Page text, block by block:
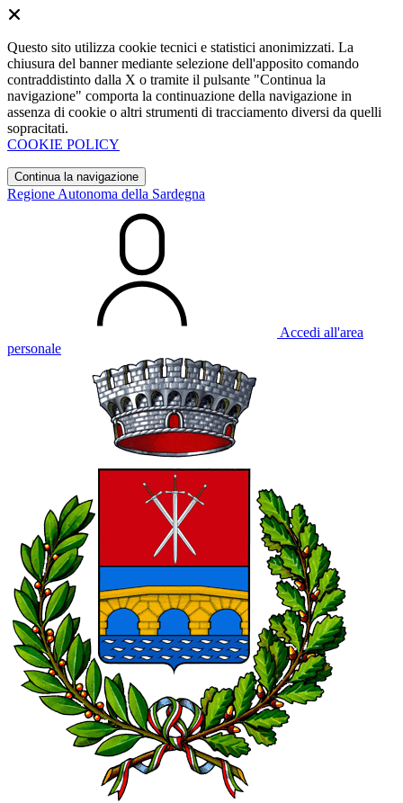
Questo sito utilizza cookie tecnici e statistici anonimizzati. La
chiusura del banner mediante selezione dell'apposito comando
contraddistinto dalla X o tramite il pulsante "Continua la
navigazione" comporta la continuazione della navigazione in
assenza di cookie o altri strumenti di tracciamento diversi da quelli
sopracitati.
COOKIE POLICY
Continua la navigazione
Regione Autonoma della Sardegna
Accedi all'area
personale